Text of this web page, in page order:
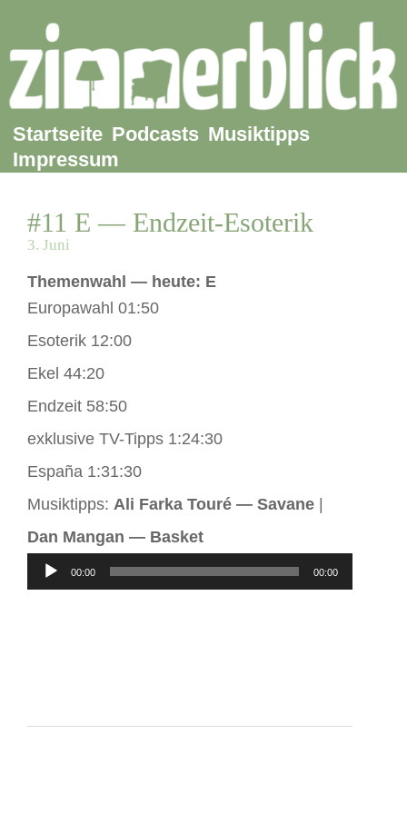
Startseite Podcasts Musiktipps
Impressum
#11 E — Endzeit-Esoterik
3. Juni
Themenwahl — heute: E
Europawahl 01:50
Esoterik 12:00
Ekel 44:20
Endzeit 58:50
exklusive TV-Tipps 1:24:30
España 1:31:30
Musiktipps: Ali Farka Touré — Savane
Dan Mangan — Basket
Audio-
Player00:00 00:00